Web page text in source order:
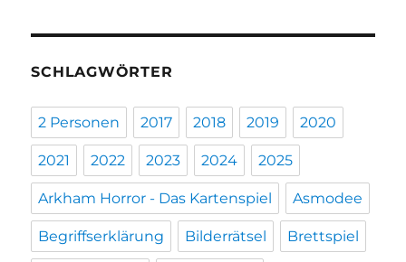
SCHLAGWÖRTER
2 Personen 2017 2018 2019 2020
2021 2022 2023 2024 2025
Arkham Horror - Das Kartenspiel Asmodee
Begriffserklärung Bilderrätsel Brettspiel